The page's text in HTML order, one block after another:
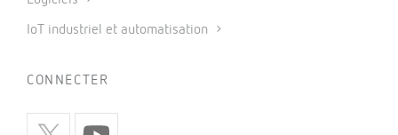
IoT industriel et automatisation
CONNECTER